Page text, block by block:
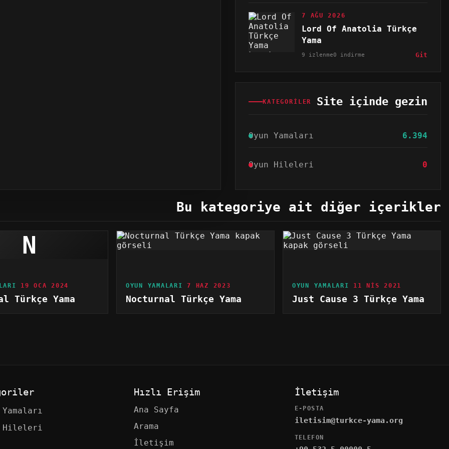
7 AĞU 2026
Lord Of Anatolia Türkçe
Yama
9 izlenme0 indirme Git
KATEGORILER Site içinde gezin
Oyun Yamaları 6.394
Oyun Hileleri 0
Bu kategoriye ait diğer içerikler
N
19 OCA 2024
Türkçe Yama
OYUN YAMALARI 7 HAZ 2023
Nocturnal Türkçe Yama
OYUN YAMALARI 11 NIS 2021
Just Cause 3 Türkçe Yama
Hileleri
Hızlı Erişim
Ana Sayfa
Arama
İletişim
İletişim
E-POSTA
iletisim@turkce-yama.org
TELEFON